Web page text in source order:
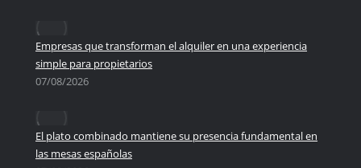
Empresas que transforman el alquiler en una experiencia
simple para propietarios
07/08/2026
El plato combinado mantiene su presencia fundamental en
las mesas españolas